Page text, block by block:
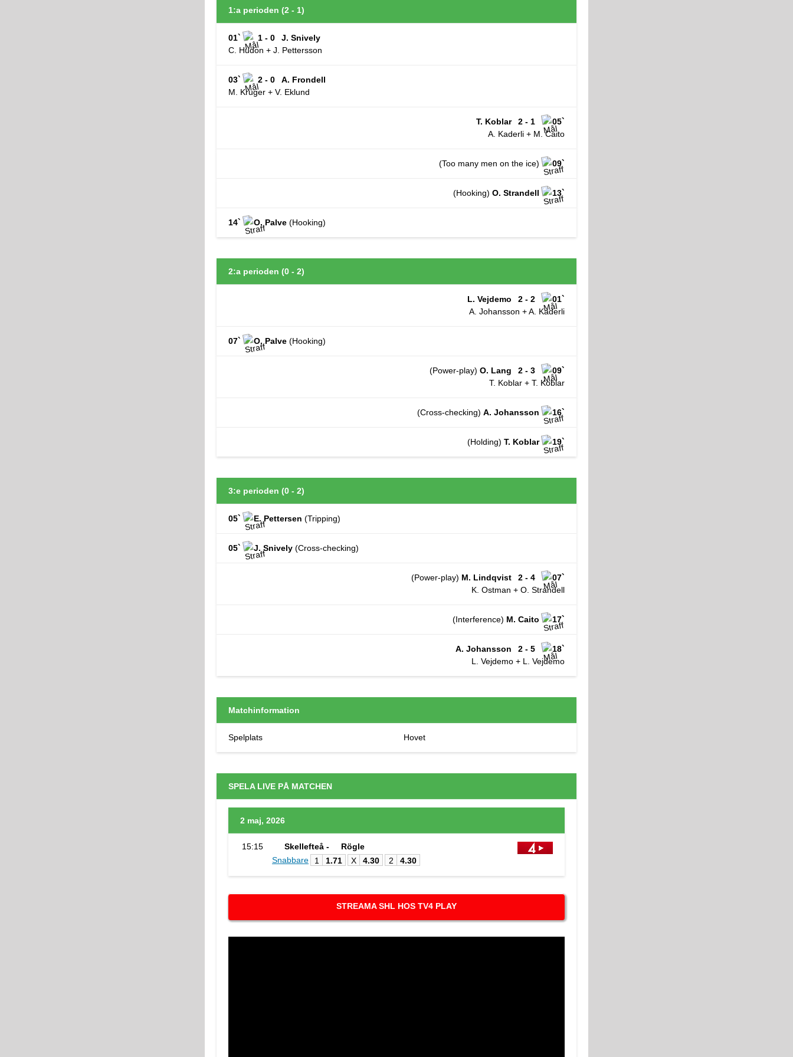
1:a perioden (2 - 1)
01` 1 - 0
J. Snively
C. Hudon + J. Pettersson
03` 2 - 0
A. Frondell
M. Kruger + V. Eklund
T. Koblar 2 - 1
05`
A. Kaderli + M. Caito
(Too many men on the ice) 09`
(Hooking) O. Strandell 13`
14` O. Palve (Hooking)
2:a perioden (0 - 2)
L. Vejdemo 2 - 2
01`
A. Johansson + A. Kaderli
07` O. Palve (Hooking)
(Power-play) O. Lang 2 - 3
09`
T. Koblar + T. Koblar
(Cross-checking) A. Johansson 16`
(Holding) T. Koblar 19`
3:e perioden (0 - 2)
05` E. Pettersen (Tripping)
05` J. Snively (Cross-checking)
(Power-play) M. Lindqvist 2 - 4
07`
K. Ostman + O. Strandell
(Interference) M. Caito 17`
A. Johansson 2 - 5
18`
L. Vejdemo + L. Vejdemo
Matchinformation
Spelplats Hovet
SPELA LIVE PÅ MATCHEN
2 maj, 2026
15:15 Skellefteå -
Rögle
Snabbare
1 1.71 X 4.30 2 4.30
STREAMA SHL HOS TV4 PLAY